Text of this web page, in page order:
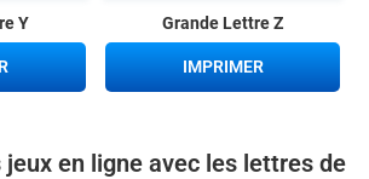
Y Grande Lettre Z
IMPRIMER
jeux en ligne avec les lettres de